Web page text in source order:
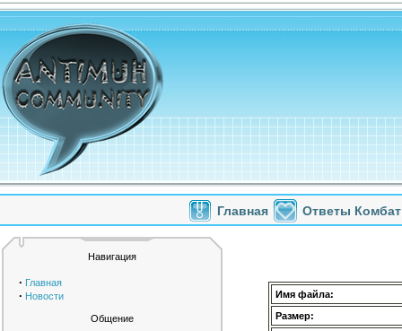
Главная Ответы Комбат
Навигация
· Главная
· Новости
Общение
Имя файла:
Размер: